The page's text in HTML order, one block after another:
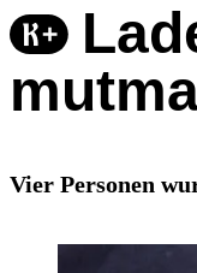
Vier Personen